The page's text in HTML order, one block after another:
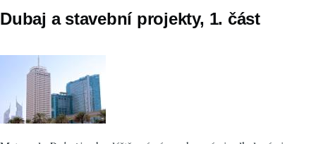
Dubaj a stavební projekty, 1. část